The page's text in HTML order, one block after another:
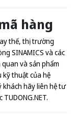
hàng
thế, thị trường
SINAMICS và các
và sản phẩm
kỹ thuật của hệ
khách hãy liên hệ tư
TUDONG.NET.